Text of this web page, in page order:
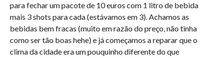
para fechar um pacote de 10 euros com 1 litro de bebida
mais 3 shots para cada (estávamos em 3). Achamos as
bebidas bem fracas (muito em razão do preço, não tinha
como ser tão boas hehe) e já começamos a reparar que o
clima da cidade era um pouquinho diferente do que